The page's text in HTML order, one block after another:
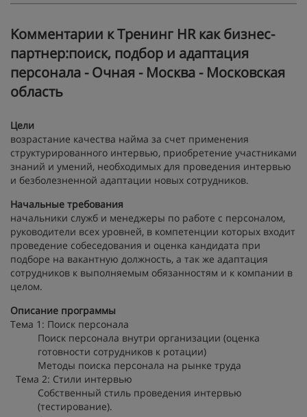
Kомментарии к Тренинг HR как бизнес-
партнер:поиск, подбор и адаптация
персонала - Очная - Москва - Московская
область
Цели
возрастание качества найма за счет применения
структурированного интервью, приобретение участниками
знаний и умений, необходимых для проведения интервью
и безболезненной адаптации новых сотрудников.
Начальные требования
начальники служб и менеджеры по работе с персоналом,
руководители всех уровней, в компетенции которых входит
проведение собеседования и оценка кандидата при
подборе на вакантную должность, а так же адаптация
сотрудников к выполняемым обязанностям и к компании в
целом.
Описание программы
Тема 1: Поиск персонала
Поиск персонала внутри организации (оценка
готовности сотрудников к ротации)
Методы поиска персонала на рынке труда
Тема 2: Стили интервью
Собственный стиль проведения интервью
(тестирование).